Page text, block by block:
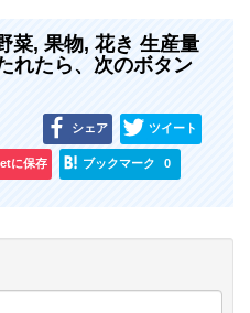
菜, 果物, 花き 生産量
れたら、次のボタン
シェア ツイート
に保存 ブックマーク 0